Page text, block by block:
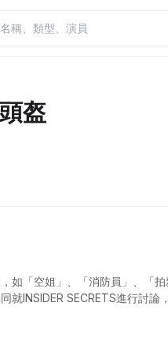
盔
如「空姐」、「消防員」、「
INSIDER SECRETS進行討論